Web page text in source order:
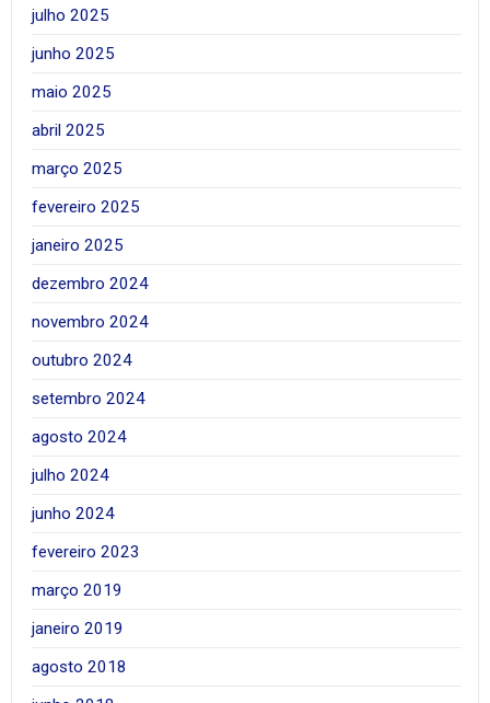
julho 2025
junho 2025
maio 2025
abril 2025
março 2025
fevereiro 2025
janeiro 2025
dezembro 2024
novembro 2024
outubro 2024
setembro 2024
agosto 2024
julho 2024
junho 2024
fevereiro 2023
março 2019
janeiro 2019
agosto 2018